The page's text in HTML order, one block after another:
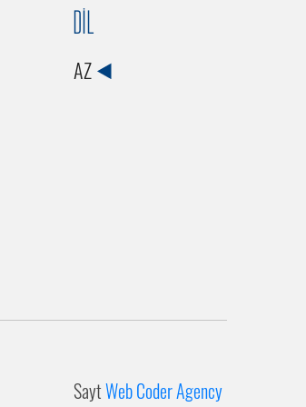
DİL
AZ
SaytWeb Coder Agency